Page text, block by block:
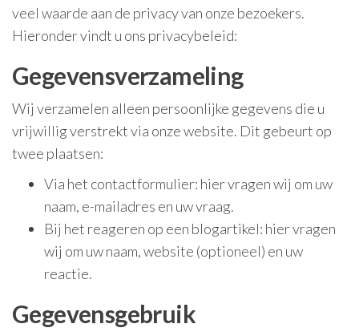
veel waarde aan de privacy van onze bezoekers.
Hieronder vindt u ons privacybeleid:
Gegevensverzameling
Wij verzamelen alleen persoonlijke gegevens die u
vrijwillig verstrekt via onze website. Dit gebeurt op
twee plaatsen:
Via het contactformulier: hier vragen wij om uw
naam, e-mailadres en uw vraag.
Bij het reageren op een blogartikel: hier vragen
wij om uw naam, website (optioneel) en uw
reactie.
Gegevensgebruik